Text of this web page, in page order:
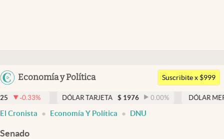
Argentina
Economía y Política
Members
Economía y Política
Finanzas y Mercados
Mercados Online
Suscribite x $999
% DÓLAR TARJETA $ 1976 0.00% DÓLAR MEP $
El Cronista Economía Y Política DNU
Senado